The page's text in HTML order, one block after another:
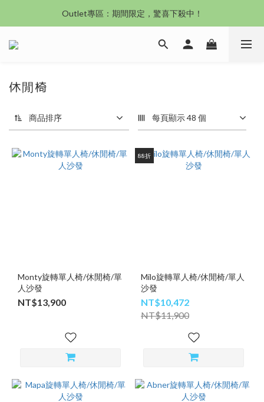
沙發新登場｜想躺就躺，頭等艙到商務艙一次擁有
Outlet專區：期間限定，驚喜下殺中！
沙發新登場｜想躺就躺，頭等艙到商務艙一次擁有
休閒椅
商品排序 每頁顯示 48 個
Monty旋轉單人椅/休閒椅/單
人沙發
NT$13,900
88折
Milo旋轉單人椅/休閒椅/單人
沙發
NT$10,472
NT$11,900